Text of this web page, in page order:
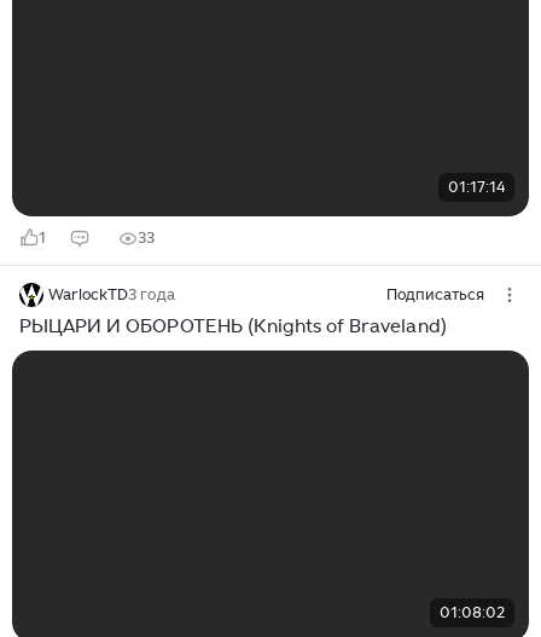
01:17:14
1 33
WarlockTD3 года Подписаться
РЫЦАРИ И ОБОРОТЕНЬ (Knights of Braveland)
01:08:02